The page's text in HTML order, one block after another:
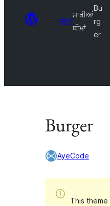
ਥੀਮਾਂ
ਸਾਰੀਆਂ
ਥੀਮਾਂ
Bu
rg
er
Burger
AyeCode
This theme